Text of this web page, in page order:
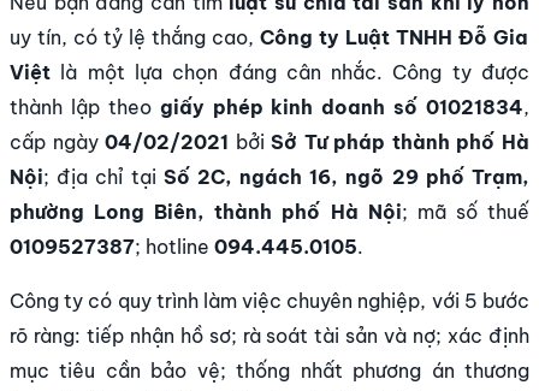
uy tín, có tỷ lệ thắng cao, Công ty Luật TNHH Đỗ Gia
Việt là một lựa chọn đáng cân nhắc. Công ty được
thành lập theo giấy phép kinh doanh số 01021834,
cấp ngày04/02/2021 bởiSở Tư pháp thành phố Hà
Nội; địa chỉ tại Số 2C, ngách 16, ngõ 29 phố Trạm,
phường Long Biên, thành phố Hà Nội; mã số thuế
0109527387; hotline 094.445.0105.
Công ty có quy trình làm việc chuyên nghiệp, với 5 bước
rõ ràng: tiếp nhận hồ sơ; rà soát tài sản và nợ; xác định
mục tiêu cần bảo vệ; thống nhất phương án thương